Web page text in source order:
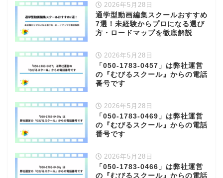
2026年5月28日
通学型動画編集スクールおすすめ
7選！未経験からプロになる選び
方・ロードマップを徹底解説
2026年5月28日
「050-1783-0457」は弊社運営
の『むびるスクール』からの電話
番号です
2026年5月28日
「050-1783-0469」は弊社運営
の『むびるスクール』からの電話
番号です
2026年5月28日
「050-1783-0466」は弊社運営
の『むびるスクール』からの電話